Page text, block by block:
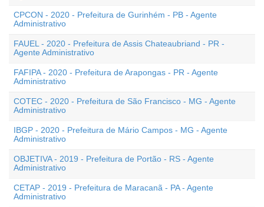
CPCON - 2020 - Prefeitura de Gurinhém - PB - Agente
Administrativo
FAUEL - 2020 - Prefeitura de Assis Chateaubriand - PR -
Agente Administrativo
FAFIPA - 2020 - Prefeitura de Arapongas - PR - Agente
Administrativo
COTEC - 2020 - Prefeitura de São Francisco - MG - Agente
Administrativo
IBGP - 2020 - Prefeitura de Mário Campos - MG - Agente
Administrativo
OBJETIVA - 2019 - Prefeitura de Portão - RS - Agente
Administrativo
CETAP - 2019 - Prefeitura de Maracanã - PA - Agente
Administrativo